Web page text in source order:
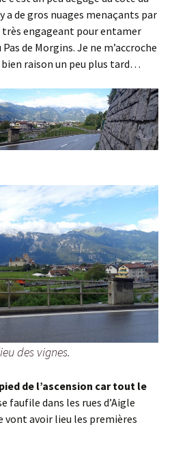
a de gros nuages menaçants par
très engageant pour entamer
de Morgins. Je ne m’accroche
bien raison un peu plus tard…
des vignes.
de l’ascension car tout le
faufile dans les rues d’Aigle
vont avoir lieu les premières